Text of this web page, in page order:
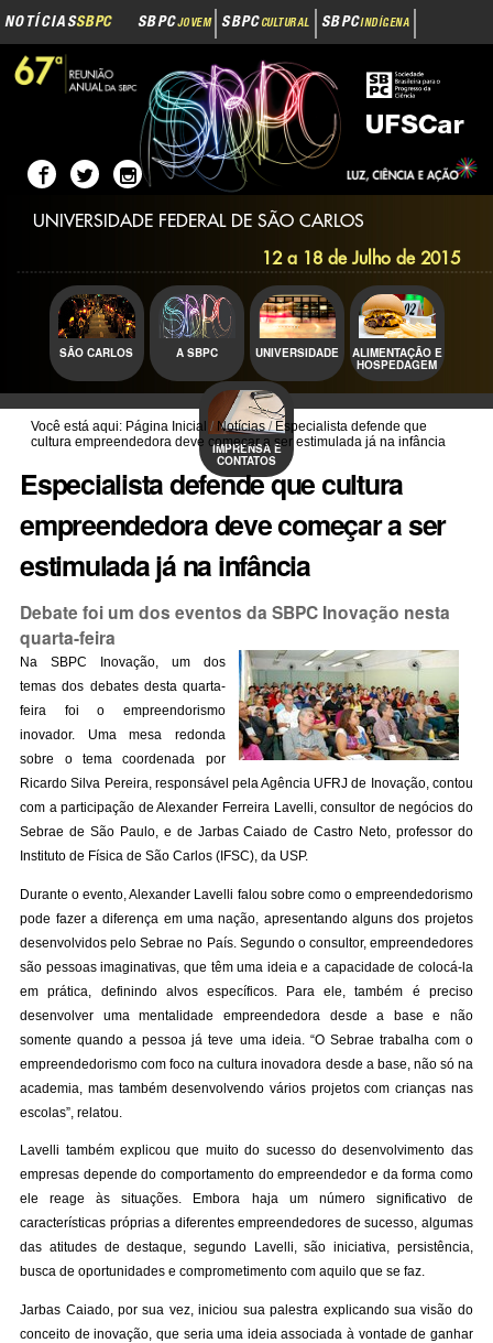
para
o
conteúdo.
navegação
NOTÍCIASSBPC SBPCJOVEM SBPC CULTURAL SBPCINDÍGENA
SBPCINOVAÇÃO
UNIVERSIDADE FEDERAL DE SÃO CARLOS
12 a 18 de Julho de 2015
SÃO CARLOS A SBPC UNIVERSIDADE ALIMENTAÇÃO E
HOSPEDAGEM
IMPRENSA E
CONTATOS
Você está aqui: Página Inicial / Notícias /Especialista defende que
cultura empreendedora deve começar a ser estimulada já na infância
Especialista defende que cultura
empreendedora deve começar a ser
estimulada já na infância
Debate foi um dos eventos da SBPC Inovação nesta
quarta-feira
Na SBPC Inovação, um dos
temas dos debates desta quarta-
feira foi o empreendorismo
inovador. Uma mesa redonda
sobre o temacoordenada por
Ricardo Silva Pereira, responsável pela Agência UFRJ de Inovação, contou
com a participação de Alexander Ferreira Lavelli, consultor de negócios do
Sebrae de São Paulo, e de Jarbas Caiado de Castro Neto, professor do
Instituto de Física de São Carlos (IFSC), da USP.
Durante o evento, Alexander Lavelli falou sobre como o empreendedorismo
pode fazer a diferença em uma nação, apresentando alguns dos projetos
desenvolvidos pelo Sebrae no País. Segundo o consultor, empreendedores
são pessoas imaginativas, que têm uma ideia e a capacidade de colocá-la
em prática, definindo alvos específicos. Para ele, também é preciso
desenvolver uma mentalidade empreendedora desde a base e não
somente quando a pessoa já teve uma ideia. “O Sebrae trabalha com o
empreendedorismo com foco na cultura inovadora desde a base, não só na
academia, mas também desenvolvendo vários projetos com crianças nas
escolas”, relatou.
Lavelli também explicou que muito do sucesso do desenvolvimento das
empresas depende do comportamento do empreendedor e da forma como
ele reage às situações. Embora haja um número significativo de
características próprias a diferentes empreendedores de sucesso, algumas
das atitudes de destaque, segundo Lavelli, são iniciativa, persistência,
busca de oportunidades e comprometimento com aquilo que se faz.
Jarbas Caiado, por sua vez, iniciou sua palestra explicando sua visão do
conceito de inovação, que seria uma ideia associada à vontade de ganhar